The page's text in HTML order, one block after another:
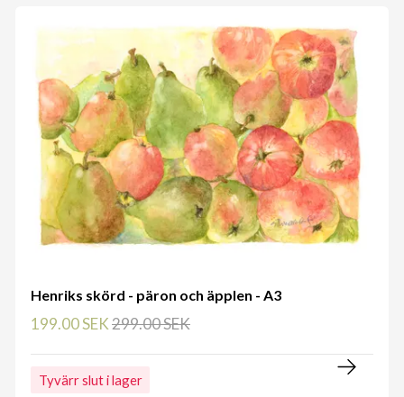
Henriks skörd - päron och äpplen - A3
199.00 SEK299.00 SEK
Tyvärr slut i lager